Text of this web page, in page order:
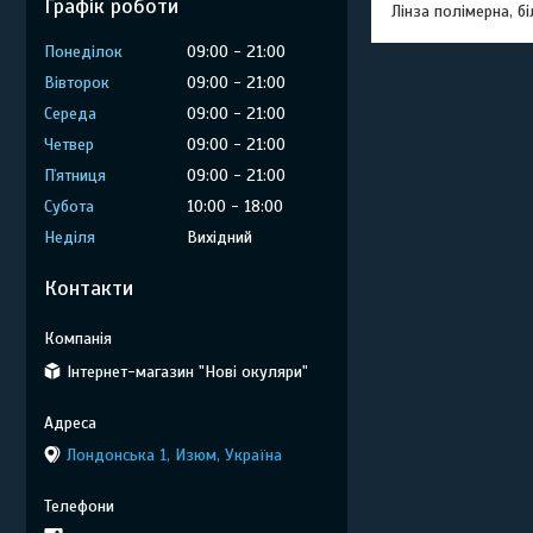
Лінза полімерна,
Графік роботи
Понеділок 09:00
21:00
Вівторок
09:00
21:00
Середа
09:00
21:00
Четвер
09:00
21:00
Пʼятниця
09:00
21:00
Субота
10:00
18:00
Неділя
Вихідний
Контакти
Інтернет-магазин "Нові окуляри"
Лондонська 1, Изюм, Україна